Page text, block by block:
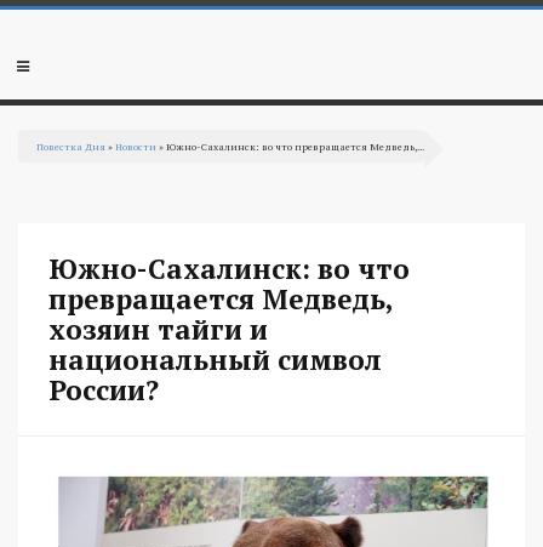
Перейти к основному содержанию
Мобильное
Повестка Дня »Новости » Южно-Сахалинск: во что превращается Медведь,...
Южно-Сахалинск: во что
превращается Медведь,
хозяин тайги и
национальный символ
России?